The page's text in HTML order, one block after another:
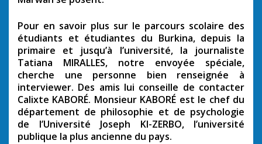
Pour en savoir plus sur le parcours scolaire des
étudiants et étudiantes du Burkina, depuis la
primaire et jusqu’à l’université, la journaliste
Tatiana MIRALLES, notre envoyée spéciale,
cherche une personne bien renseignée à
interviewer. Des amis lui conseille de contacter
Calixte KABORÉ. Monsieur KABORÉ est le chef du
département de philosophie et de psychologie
de l’Université Joseph KI-ZERBO, l’université
publique la plus ancienne du pays.